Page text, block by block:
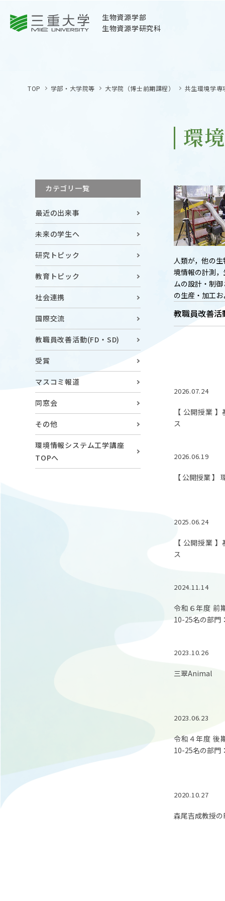
三重大学
生物資源学部
生物資源学研究科
生物資源学研究科
サイトマップ
お問い合わせ
ニュース◎
X
YouTube
教職員専用（学内）
農学がつなぐミライ
オープ
学部概要
研究
TOP 学部・大学院等 大学院（博士前期課程） 共生環境学専
環
カテゴリ一覧
最近の出来事
未来の学生へ
研究トピック
教育トピック
社会連携
国際交流
教職員改善活動(FD・SD)
受賞
マスコミ報道
同窓会
その他
環境情報システム工学講座
TOPへ
人類が，他の
境情報の計測
ムの設計・制
の生産・加工
教職員改善
2026.07.24
【 公開授業
ス
2026.06.19
【 公開授業 】
2025.06.24
【 公開授業
ス
2024.11.14
令和６年度 前
10-25名の部門
2023.10.26
三翠Animal
2023.06.23
令和４年度 後
10-25名の部門
2020.10.27
森尾吉成教授